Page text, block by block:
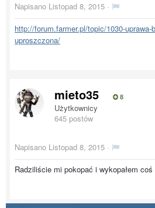
Napisano Listopad 8, 2015 ·
http://forum.farmer.pl/topic/1030-uprawa-
uproszczona/
mieto35 8
Użytkownicy
645 postów
Napisano Listopad 8, 2015 ·
Radziliście mi pokopać i wykopałem